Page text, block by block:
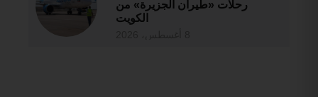
رحلات «طيران الجزيرة» من
الكويت